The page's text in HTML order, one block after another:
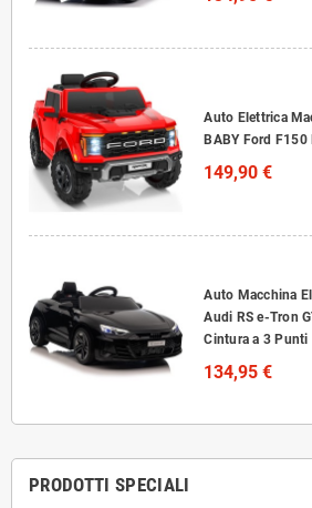
Auto Elettrica
BABY Ford
149,90 €
Auto Macchina
Audi RS e-Tron
Cintura a 3 Punti
134,95 €
PRODOTTI SPECIALI